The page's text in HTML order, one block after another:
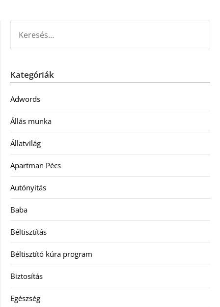
Kategóriák
Adwords
Állás munka
Állatvilág
Apartman Pécs
Autónyitás
Baba
Béltisztítás
Béltisztító kúra program
Biztosítás
Egészség